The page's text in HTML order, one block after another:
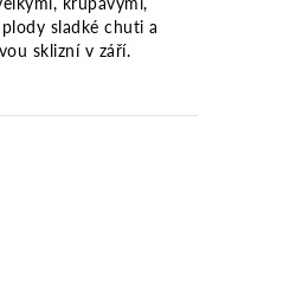
sladké chuti a
sklizní v září.